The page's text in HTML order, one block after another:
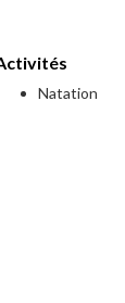
Natation